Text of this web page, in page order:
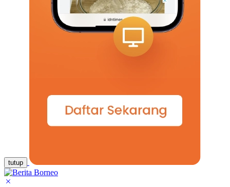
tutup